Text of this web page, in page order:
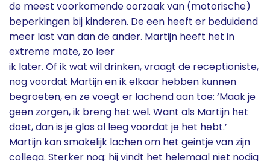
de meest voorkomende oorzaak van (motorische)
beperkingen bij kinderen. De een heeft er beduidend
meer last van dan de ander. Martijn heeft het in
extreme mate, zo leer
ik later. Of ik wat wil drinken, vraagt de receptioniste,
nog voordat Martijn en ik elkaar hebben kunnen
begroeten, en ze voegt er lachend aan toe: ‘Maak je
geen zorgen, ik breng het wel. Want als Martijn het
doet, dan is je glas al leeg voordat je het hebt.’
Martijn kan smakelijk lachen om het geintje van zijn
collega. Sterker nog: hij vindt het helemaal niet nodig